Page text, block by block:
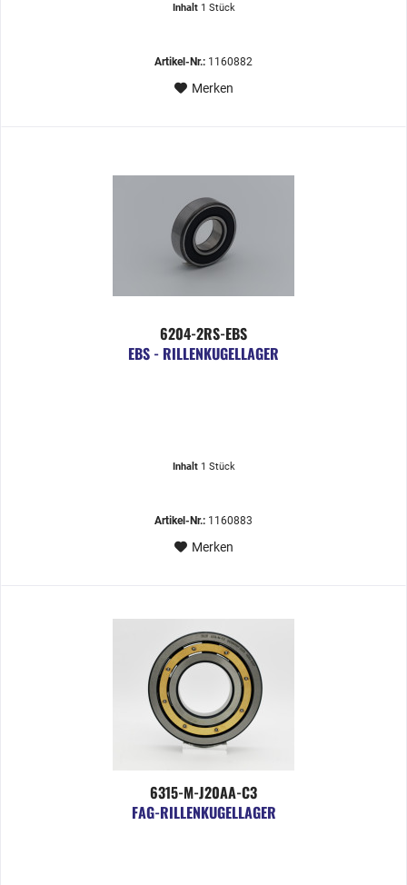
Inhalt 1 Stück
Artikel-Nr.: 1160882
Merken
6204-2RS-EBS
EBS - RILLENKUGELLAGER
Inhalt 1 Stück
Artikel-Nr.: 1160883
Merken
6315-M-J20AA-C3
FAG-RILLENKUGELLAGER